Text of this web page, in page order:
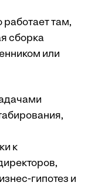
там,
сборка
или
к
гипотез и